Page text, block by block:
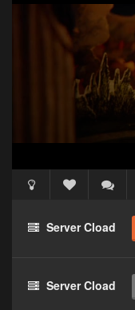
Haz clic 3
Clic
Server Cload
Server Cload